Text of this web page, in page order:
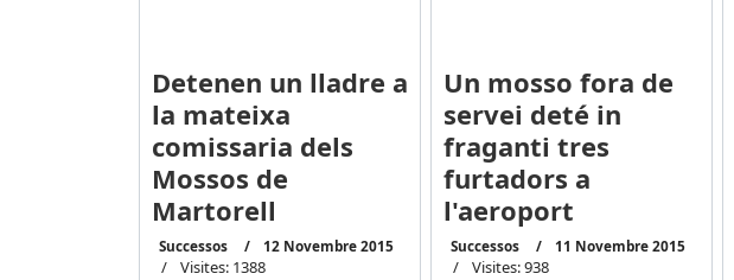
Detenen un lladre a
la mateixa
comissaria dels
Mossos de
Martorell
Successos 12 Novembre 2015
Visites: 1388
Un mosso fora de
servei deté in
fraganti tres
furtadors a
l'aeroport
Successos 11 Novembre 2015
Visites: 938